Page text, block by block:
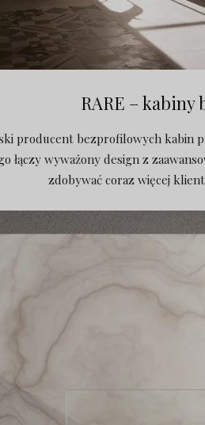
RARE – kabiny
producent bezprofilowych kabin
łączy wyważony design z
zdobywać coraz więcej